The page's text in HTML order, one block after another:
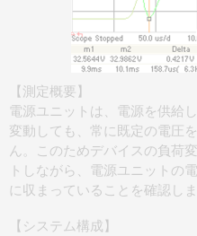
【測定概要】
電源ユニットは、電源を供給
変動しても、常に既定の電圧
ん。このためデバイスの負荷
トしながら、電源ユニットの
に収まっていることを確認しま
【システム構成】